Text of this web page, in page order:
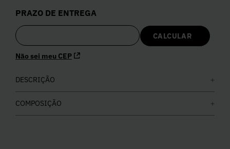
PRAZO DE ENTREGA
Não sei meu CEP
DESCRIÇÃO
COMPOSIÇÃO
5º Calça
7º Calça Jeans